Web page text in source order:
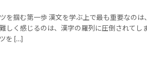
を掴む第一歩 漢文を学ぶ上で最も重要なのは
しく感じるのは、漢字の羅列に圧倒されてし
を […]